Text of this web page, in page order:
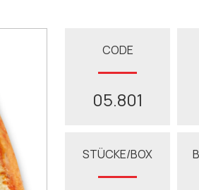
CODE
05.801
STÜCKE/BOX